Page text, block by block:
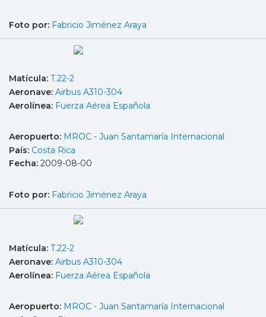
Foto por: Fabricio Jiménez Araya
Matícula: T.22-2
Aeronave: Airbus A310-304
Aerolínea: Fuerza Aérea Española
Aeropuerto: MROC - Juan Santamaría Internacional
País: Costa Rica
Fecha: 2009-08-00
Foto por: Fabricio Jiménez Araya
Matícula: T.22-2
Aeronave: Airbus A310-304
Aerolínea: Fuerza Aérea Española
Aeropuerto: MROC - Juan Santamaría Internacional